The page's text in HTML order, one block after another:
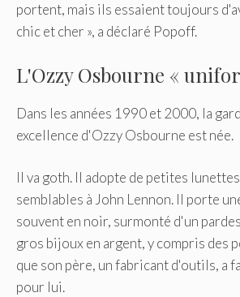
portent, mais ils essaient toujours
chic et cher », a déclaré Popoff.
L'Ozzy Osbourne «
Dans les années 1990 et 2000, la
excellence d'Ozzy Osbourne est née.
Il va goth. Il adopte de petites
semblables à John Lennon. Il porte
souvent en noir, surmonté d'un
gros bijoux en argent, y compris des
que son père, un fabricant d'outils, a
pour lui.